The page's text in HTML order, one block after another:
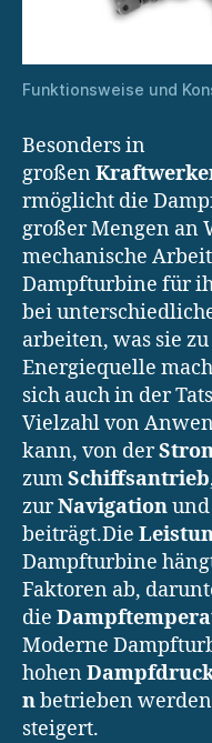
Funktionsweise und
Besonders in
großen
rmöglicht die
großer Mengen an
mechanische
Dampfturbine für
bei
arbeiten, was sie
Energiequelle
sich auch in der
Vielzahl von
kann, von der
zumSchiffsantrieb
zurNavigationund
beiträgt.Die
Dampfturbine
Faktoren ab,
die
Moderne
hohen
nbetrieben
steigert.